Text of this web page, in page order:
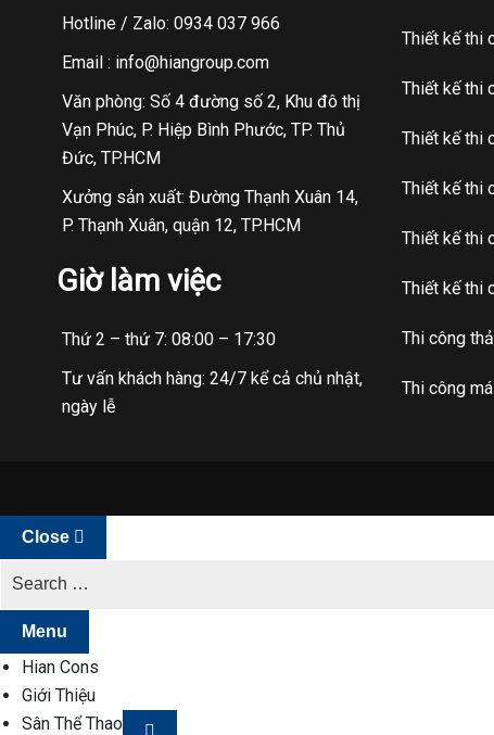
Hotline / Zalo: 0934 037 966
Email : info@hiangroup.com
Văn phòng: Số 4 đường số 2, Khu đô thị
Vạn Phúc, P. Hiệp Bình Phước, TP. Thủ
Đức, TP.HCM
Xưởng sản xuất: Đường Thạnh Xuân 14,
P. Thạnh Xuân, quận 12, TP.HCM
Giờ làm việc
Thứ 2 – thứ 7: 08:00 – 17:30
Tư vấn khách hàng: 24/7 kể cả chủ nhật,
ngày lễ
Thiết kế thi
Thiết kế thi
Thiết kế thi
Thiết kế thi
Thiết kế thi
Thiết kế thi
Thi công
Thi công
Close
Menu
Hian Cons
Giới Thiệu
Sân Thể Thao